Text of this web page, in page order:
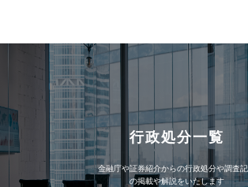
行政処分一覧
金融庁や証券紹介からの行政処分や調査
の掲載や解説をいたします